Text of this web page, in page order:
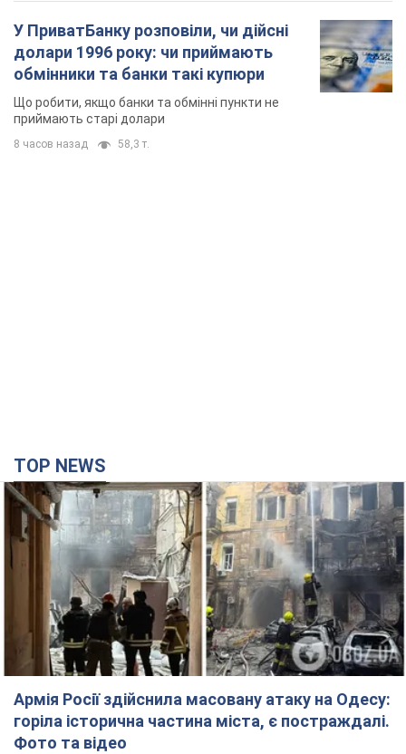
У ПриватБанку розповіли, чи дійсні
долари 1996 року: чи приймають
обмінники та банки такі купюри
Що робити, якщо банки та обмінні пункти не
приймають старі долари
8 часов назад 58,3 т.
TOP NEWS
Армія Росії здійснила масовану атаку на Одесу:
горіла історична частина міста, є постраждалі.
Фото та відео